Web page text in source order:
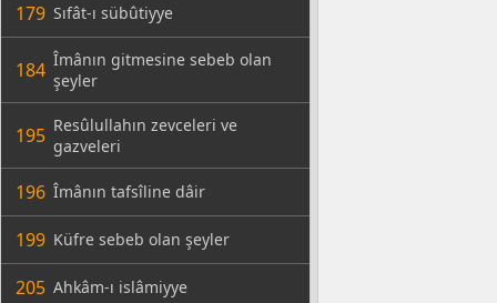
179 Sıfât-ı sübûtiyye
184 Îmânın gitmesine sebeb olan
şeyler
195 Resûlullahın zevceleri ve
gazveleri
196 Îmânın tafsîline dâir
199 Küfre sebeb olan şeyler
205 Ahkâm-ı islâmiyye